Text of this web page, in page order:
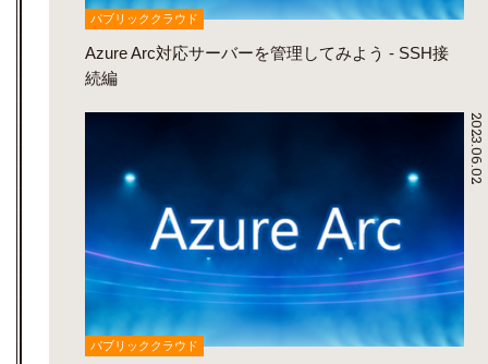
パブリッククラウド
Azure Arc対応サーバーを管理してみよう - SSH接
続編
2023.06.02
パブリッククラウド